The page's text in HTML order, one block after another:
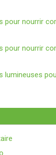
pour nourrir
pour nourrir
lumineuses